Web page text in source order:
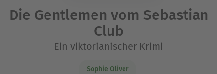
Die Gentlemen vom Sebastian
Club
Ein viktorianischer Krimi
Sophie Oliver